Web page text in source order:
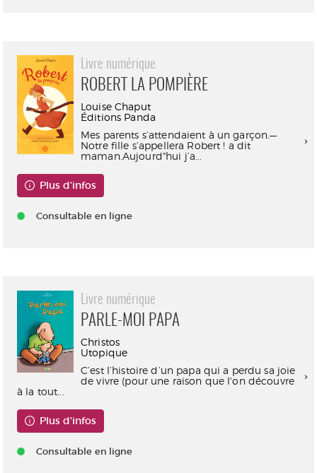
Livre numérique
ROBERT LA POMPIÈRE
Louise Chaput
Éditions Panda
Mes parents s’attendaient à un garçon.—
Notre fille s’appellera Robert ! a dit
maman.Aujourd"hui j’a...
Plus d'infos
Consultable en ligne
Livre numérique
PARLE-MOI PAPA
Christos
Utopique
C’est l’histoire d’un papa qui a perdu sa joie
de vivre (pour une raison que l'on découvre
à la tout...
Plus d'infos
Consultable en ligne